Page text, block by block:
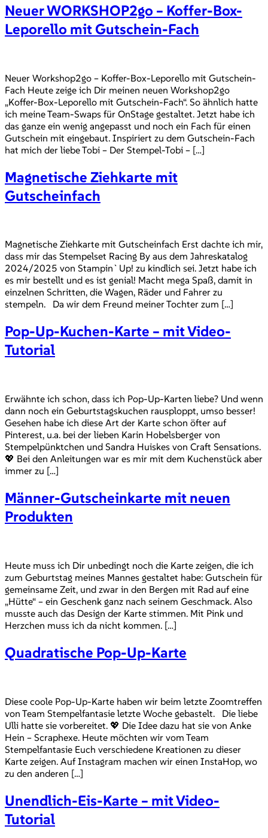
Neuer WORKSHOP2go – Koffer-Box-
Leporello mit Gutschein-Fach
Neuer Workshop2go – Koffer-Box-Leporello mit Gutschein-
Fach Heute zeige ich Dir meinen neuen Workshop2go
„Koffer-Box-Leporello mit Gutschein-Fach“. So ähnlich hatte
ich meine Team-Swaps für OnStage gestaltet. Jetzt habe ich
das ganze ein wenig angepasst und noch ein Fach für einen
Gutschein mit eingebaut. Inspiriert zu dem Gutschein-Fach
hat mich der liebe Tobi – Der Stempel-Tobi – […]
Magnetische Ziehkarte mit
Gutscheinfach
Magnetische Ziehkarte mit Gutscheinfach Erst dachte ich mir,
dass mir das Stempelset Racing By aus dem Jahreskatalog
2024/2025 von Stampin`Up! zu kindlich sei. Jetzt habe ich
es mir bestellt und es ist genial! Macht mega Spaß, damit in
einzelnen Schritten, die Wagen, Räder und Fahrer zu
stempeln. Da wir dem Freund meiner Tochter zum […]
Pop-Up-Kuchen-Karte – mit Video-
Tutorial
Erwähnte ich schon, dass ich Pop-Up-Karten liebe? Und wenn
dann noch ein Geburtstagskuchen rausploppt, umso besser!
Gesehen habe ich diese Art der Karte schon öfter auf
Pinterest, u.a. bei der lieben Karin Hobelsberger von
Stempelpünktchen und Sandra Huiskes von Craft Sensations.
💖 Bei den Anleitungen war es mir mit dem Kuchenstück aber
immer zu […]
Männer-Gutscheinkarte mit neuen
Produkten
Heute muss ich Dir unbedingt noch die Karte zeigen, die ich
zum Geburtstag meines Mannes gestaltet habe: Gutschein für
gemeinsame Zeit, und zwar in den Bergen mit Rad auf eine
„Hütte“ – ein Geschenk ganz nach seinem Geschmack. Also
musste auch das Design der Karte stimmen. Mit Pink und
Herzchen muss ich da nicht kommen. […]
Quadratische Pop-Up-Karte
Diese coole Pop-Up-Karte haben wir beim letzte Zoomtreffen
von Team Stempelfantasie letzte Woche gebastelt. Die liebe
Ulli hatte sie vorbereitet. 💖 Die Idee dazu hat sie von Anke
Hein – Scraphexe. Heute möchten wir vom Team
Stempelfantasie Euch verschiedene Kreationen zu dieser
Karte zeigen. Auf Instagram machen wir einen InstaHop, wo
zu den anderen […]
Unendlich-Eis-Karte – mit Video-
Tutorial